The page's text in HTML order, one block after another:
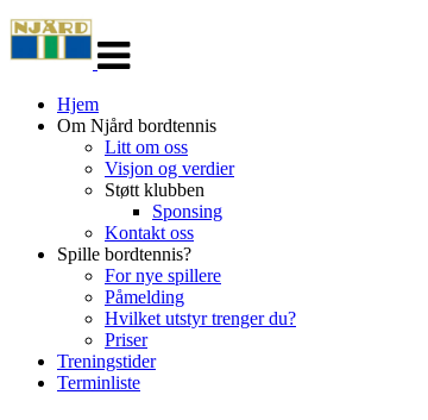
navigasjon
Hjem
Om Njård bordtennis
Litt om oss
Visjon og verdier
Støtt klubben
Sponsing
Kontakt oss
Spille bordtennis?
For nye spillere
Påmelding
Hvilket utstyr trenger du?
Priser
Treningstider
Terminliste